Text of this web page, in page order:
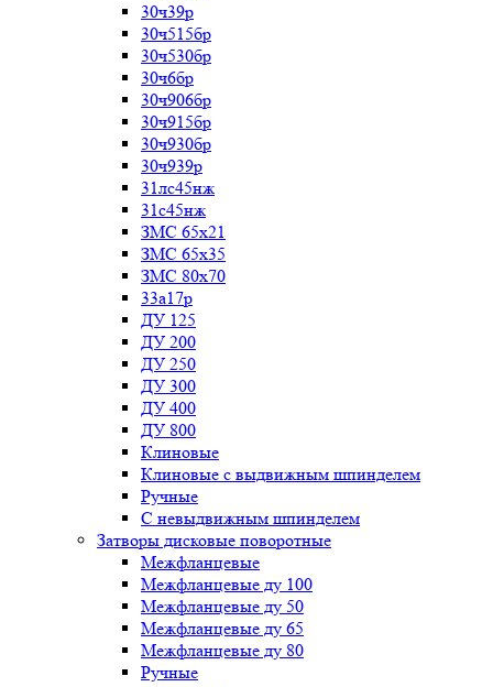
30ч39р
30ч515бр
30ч530бр
30ч6бр
30ч906бр
30ч915бр
30ч930бр
30ч939р
31лс45нж
31с45нж
ЗМС 65х21
ЗМС 65х35
ЗМС 80х70
33а17р
ДУ 125
ДУ 200
ДУ 250
ДУ 300
ДУ 400
ДУ 800
Клиновые
Клиновые с выдвижным шпинделем
Ручные
С невыдвижным шпинделем
Затворы дисковые поворотные
Межфланцевые
Межфланцевые ду 100
Межфланцевые ду 50
Межфланцевые ду 65
Межфланцевые ду 80
Ручные